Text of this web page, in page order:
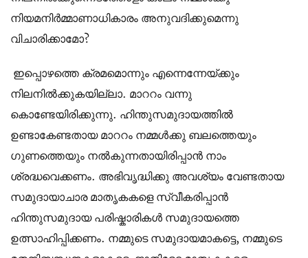
നിയമനിര്‍മ്മാണാധികാരം അനുവദിക്കുമെന്നു
വിചാരിക്കാമോ?
ഇപ്പൊഴത്തെ ക്രമമൊന്നും എന്നെന്നേയ്ക്കും
നിലനില്‍ക്കുകയില്ലാ. മാററം വന്നു
കൊണ്ടേയിരിക്കുന്നു. ഹിന്തുസമുദായത്തില്‍
ഉണ്ടാകേണ്ടതായ മാററം നമ്മള്‍ക്കു ബലത്തെയും
ഗുണത്തെയും നല്‍കുന്നതായിരിപ്പാന്‍ നാം
ശ്രദ്ധവെക്കണം. അഭിവൃദ്ധിക്കു അവശ്യം വേണ്ടതായ
സമുദായാചാര മാതൃകകളെ സ്വീകരിപ്പാന്‍
ഹിന്തുസമുദായ പരിഷ്കാരികള്‍ സമുദായത്തെ
ഉത്സാഹിപ്പിക്കണം. നമ്മുടെ സമുദായമാകട്ടെ, നമ്മുടെ